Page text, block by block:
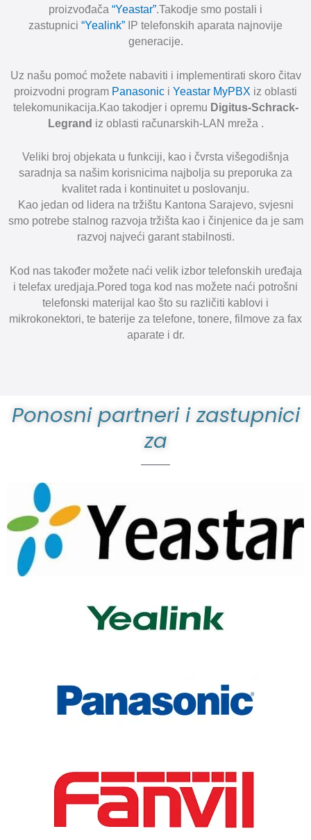
proizvođača “Yeastar”.Takodje smo postali i
zastupnici “Yealink” IP telefonskih aparata najnovije
generacije.
Uz našu pomoć možete nabaviti i implementirati skoro čitav
proizvodni program Panasonic i Yeastar MyPBX iz oblasti
telekomunikacija.Kao takodjer i opremu Digitus-Schrack-
Legrand iz oblasti računarskih-LAN mreža .
Veliki broj objekata u funkciji, kao i čvrsta višegodišnja
saradnja sa našim korisnicima najbolja su preporuka za
kvalitet rada i kontinuitet u poslovanju.
Kao jedan od lidera na tržištu Kantona Sarajevo, svjesni
smo potrebe stalnog razvoja tržišta kao i činjenice da je sam
razvoj najveći garant stabilnosti.
Kod nas također možete naći velik izbor telefonskih uređaja
i telefax uredjaja.Pored toga kod nas možete naći potrošni
telefonski materijal kao što su različiti kablovi i
mikrokonektori, te baterije za telefone, tonere, filmove za fax
aparate i dr.
Ponosni partneri i zastupnici
za